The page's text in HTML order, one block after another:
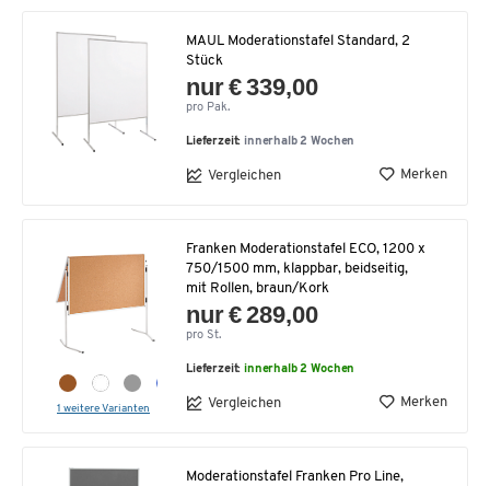
MAUL Moderationstafel Standard, 2
Stück
nur € 339,00
pro Pak.
Lieferzeit: innerhalb 2 Wochen
Vergleichen Merken
1 weitere Varianten
Franken Moderationstafel ECO, 1200 x
750/1500 mm, klappbar, beidseitig,
mit Rollen, braun/Kork
nur € 289,00
pro St.
Lieferzeit:innerhalb 2 Wochen
Vergleichen Merken
Moderationstafel Franken Pro Line,